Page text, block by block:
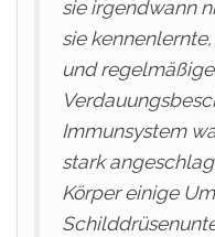
sie irgendwann
sie
und
Immunsystem
stark
Körper einige